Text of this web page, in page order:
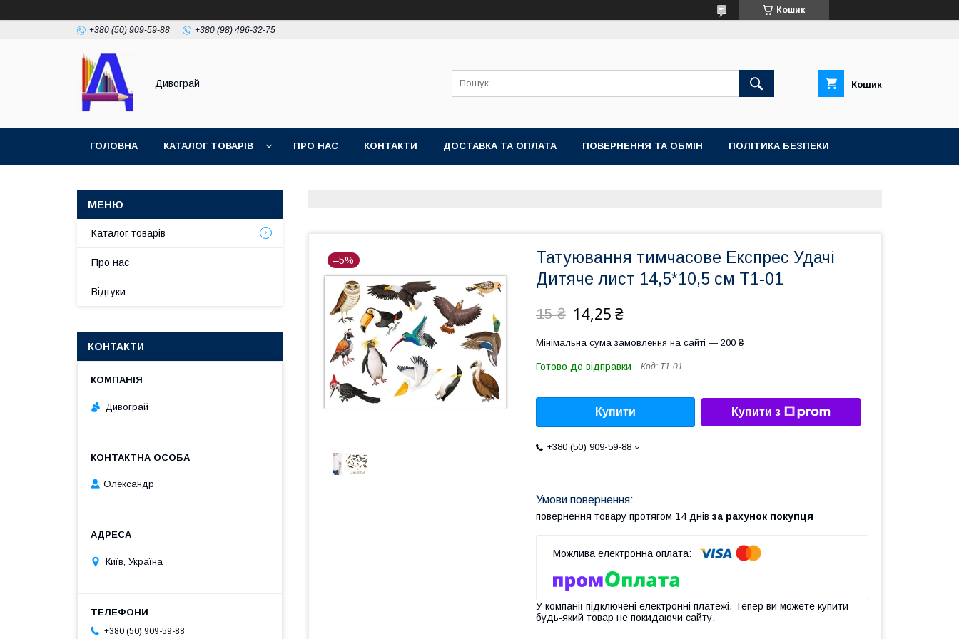
Кошик
+380 (50) 909-59-88 +380 (98) 496-32-75
Дивограй Кошик
ГОЛОВНА КАТАЛОГ ТОВАРІВ ПРО НАС КОНТАКТИ ДОСТАВКА ТА ОПЛАТА ПОВЕРНЕННЯ ТА ОБМІН ПОЛІТИКА БЕЗПЕКИ
–5%
Татуювання тимчасове Експрес Удачі
Дитяче лист 14,5*10,5 см Т1-01
15 ₴ 14,25 ₴
Мінімальна сума замовлення на сайті — 200 ₴
Готово до відправки Код: Т1-01
Купити Купити з
+380 (50) 909-59-88
повернення товару протягом 14 днів за рахунок покупця
У компанії підключені електронні платежі. Тепер ви можете купити
будь-який товар не покидаючи сайту.
Каталог товарів
Про нас
Відгуки
КОНТАКТИ
Дивограй
Олександр
Київ, Україна
+380 (50) 909-59-88